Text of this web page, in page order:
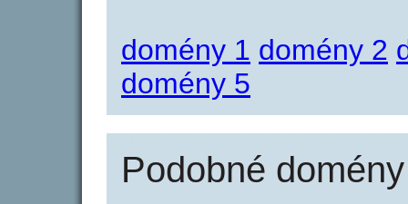
domény 1 domény 2
domény 5
Podobné